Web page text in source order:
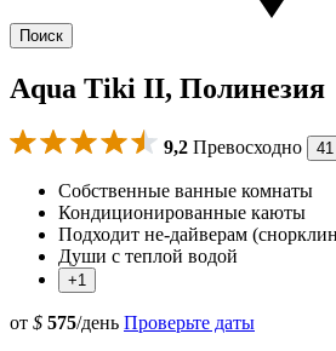
Поиск
Aqua Tiki II, Полинезия
9,2 Превосходно
Собственные ванные комнаты
Кондиционированные каюты
Подходит не-дайверам
Души с теплой водой
+1
от $ 575/день Проверьте даты